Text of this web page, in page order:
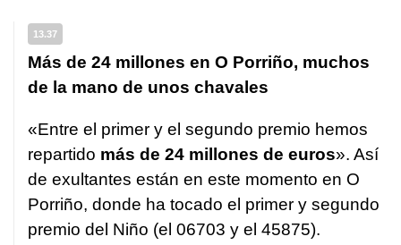
13.37
Más de 24 millones en O Porriño, muchos
de la mano de unos chavales
«Entre el primer y el segundo premio hemos
repartido más de 24 millones de euros». Así
de exultantes están en este momento en O
Porriño, donde ha tocado el primer y segundo
premio del Niño (el 06703 y el 45875).